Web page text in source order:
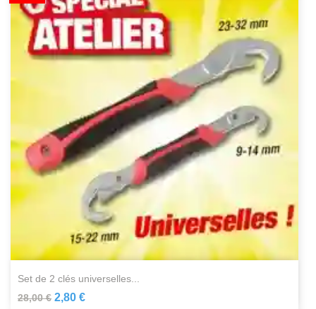
set de 2 clés universelles...
28,00 € 2,80 €